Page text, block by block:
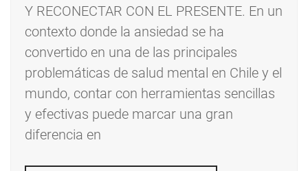
Y RECONECTAR CON EL PRESENTE. En un
contexto donde la ansiedad se ha
convertido en una de las principales
problemáticas de salud mental en Chile y el
mundo, contar con herramientas sencillas
y efectivas puede marcar una gran
diferencia en